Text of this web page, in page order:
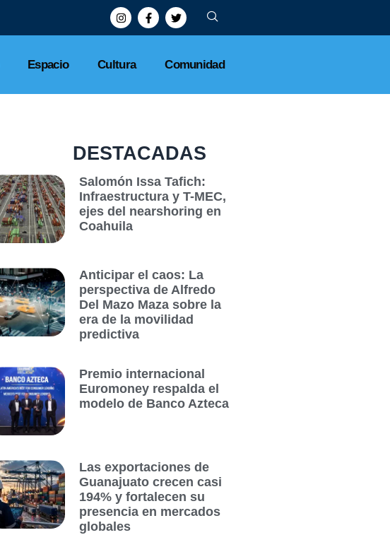
Espacio Cultura Comunidad
DESTACADAS
Salomón Issa Tafich:
Infraestructura y T-MEC,
ejes del nearshoring en
Coahuila
Anticipar el caos: La
perspectiva de Alfredo
Del Mazo Maza sobre la
era de la movilidad
predictiva
Premio internacional
Euromoney respalda el
modelo de Banco Azteca
Las exportaciones de
Guanajuato crecen casi
194% y fortalecen su
presencia en mercados
globales